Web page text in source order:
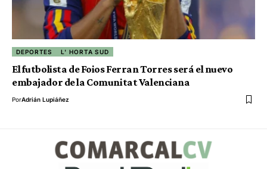
DEPORTES L' HORTA SUD
El futbolista de Foios Ferran Torres será el nuevo
embajador de la Comunitat Valenciana
PorAdrián Lupiáñez